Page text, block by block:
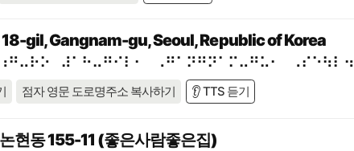
gil, Gangnam-gu, Seoul, Republic of Korea
점자 영문 도로명주소 복사하기 👂 TTS 듣기
현동 155-11 (좋은사람좋은집)